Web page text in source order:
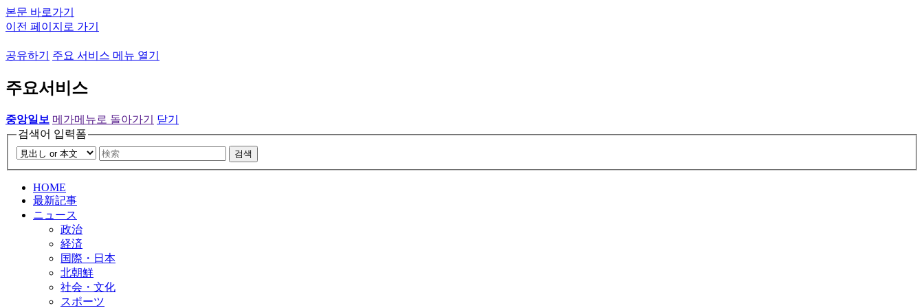
본문 바로가기
이전 페이지로 가기
공유하기 주요 서비스 메뉴 열기
주요서비스
중앙일보 메가메뉴로 돌아가기
닫기
검색어 입력폼
검색
HOME
最新記事
ニュース
政治
経済
国際・日本
北朝鮮
社会・文化
スポーツ